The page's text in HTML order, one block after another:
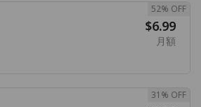
$6.99
月額
52% OFF
31% OFF